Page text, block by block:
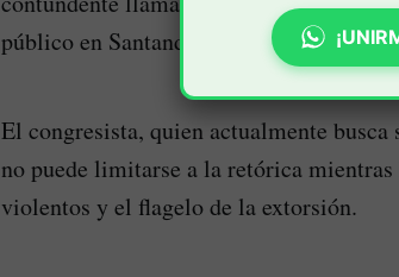
público en Santander de Quilichao.
El congresista, quien actualmente
no puede limitarse a la retórica
violentos y el flagelo de la extorsión.